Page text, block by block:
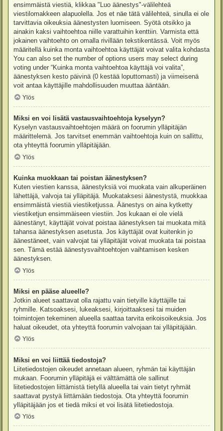
ensimmäistä viestiä, klikkaa "Luo äänestys"-välilehteä
viestilomakkeen alapuolella. Jos et näe tätä välilehteä, sinulla ei ole
tarvittavia oikeuksia äänestysten luomiseen. Syötä otsikko ja
ainakin kaksi vaihtoehtoa niille varattuihin kenttiin. Varmista että
jokainen vaihtoehto on omalla rivillään tekstikentässä. Voit myös
määritellä kuinka monta vaihtoehtoa käyttäjät voivat valita kohdasta
You can also set the number of options users may select during
voting under “Kuinka monta vaihtoehtoa käyttäjä voi valita”,
äänestyksen kesto päivinä (0 kestää loputtomasti) ja viimeisenä
voit antaa käyttäjille mahdollisuuden muuttaa ääntään.
Ylös
Miksi en voi lisätä vastausvaihtoehtoja kyselyyn?
Kyselyn vastausvaihtoehtojen määrä on foorumin ylläpitäjän
määrittelemä. Jos tarvitset enemmän vaihtoehtoja kuin on sallittu,
ota yhteyttä foorumin ylläpitäjään.
Ylös
Kuinka muokkaan tai poistan äänestyksen?
Kuten viestien kanssa, äänestyksiä voi muokata vain alkuperäinen
lähettäjä, valvoja tai ylläpitäjä. Muokataksesi äänestystä, muokkaa
ensimmäistä viestiä viestiketjussa. Äänestys on aina kytketty
viestiketjun ensimmäiseen viestiin. Jos kukaan ei ole vielä
äänestänyt, käyttäjät voivat poistaa äänestyksen tai muokata mitä
tahansa äänestyksen asetusta. Jos käyttäjät ovat kuitenkin jo
äänestäneet, vain valvojat tai ylläpitäjät voivat muokata tai poistaa
sen. Tämä estää äänestysvaihtoehtojen vaihtamisen kesken
äänestyksen.
Ylös
Miksi en pääse alueelle?
Jotkin alueet saattavat olla rajattu vain tietyille käyttäjille tai
ryhmille. Katsoaksesi, lukeaksesi, kirjoittaaksesi tai muiden
toimintojen tekeminen alueella saattaa tarvita erikoisoikeuksia. Jos
haluat oikeudet, ota yhteyttä foorumin valvojaan tai ylläpitäjään.
Ylös
Miksi en voi liittää tiedostoja?
Liitetiedostojen oikeudet annetaan alueen, ryhmän tai käyttäjän
mukaan. Foorumin ylläpitäjä ei välttämättä ole sallinut
liitetiedostojen liittämistä tietyllä alueella tai vain tietyt ryhmät
saattavat pystyä liittämään tiedostoja. Ota yhteyttä foorumin
ylläpitäjään jos et tiedä miksi et voi lisätä liitetiedostoja.
Ylös